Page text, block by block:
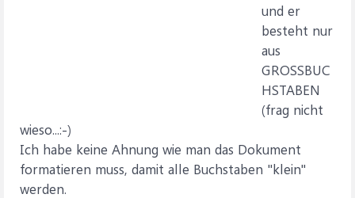
und er
besteht nur
aus
GROSSBUC
HSTABEN
(frag nicht
wieso...:-)
Ich habe keine Ahnung wie man das Dokument
formatieren muss, damit alle Buchstaben "klein"
werden.